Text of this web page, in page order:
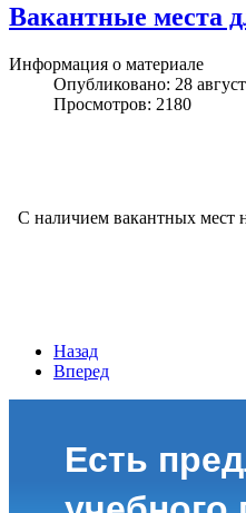
Вакантные места
Информация о материале
Опубликовано: 28
Просмотров: 2180
С наличием вакантных мест
Назад
Вперед
Есть